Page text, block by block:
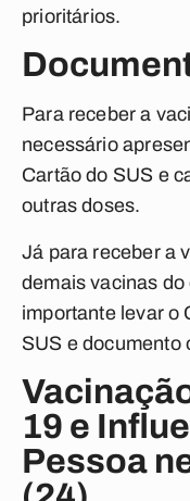
prioritários.
Para receber a
necessário
Cartão do SUS e
outras doses.
Já para receber a
demais vacinas
importante levar o
SUS e documento
19 e
Pessoa